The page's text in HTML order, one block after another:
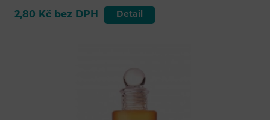
2,80 Kč bez DPH Detail